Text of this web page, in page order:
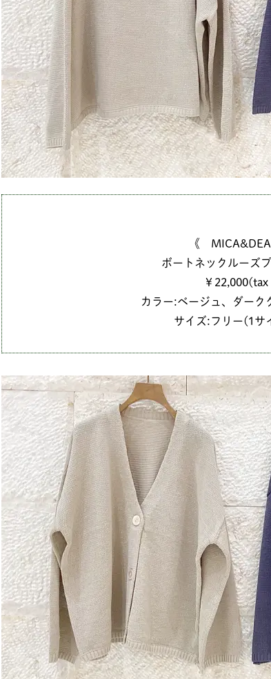
《
ボートネックルーズ
￥22,000(tax
カラー:ベージュ、ダーク
サイズ:フリー(1サ